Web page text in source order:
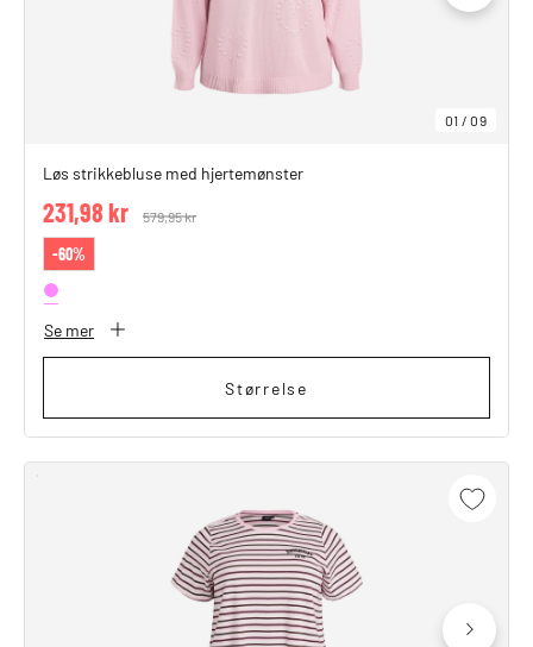
01 /09
Løs strikkebluse med hjertemønster
Price reduced from
579,95 kr
231,98 kr
-60%
Se mer
Størrelse